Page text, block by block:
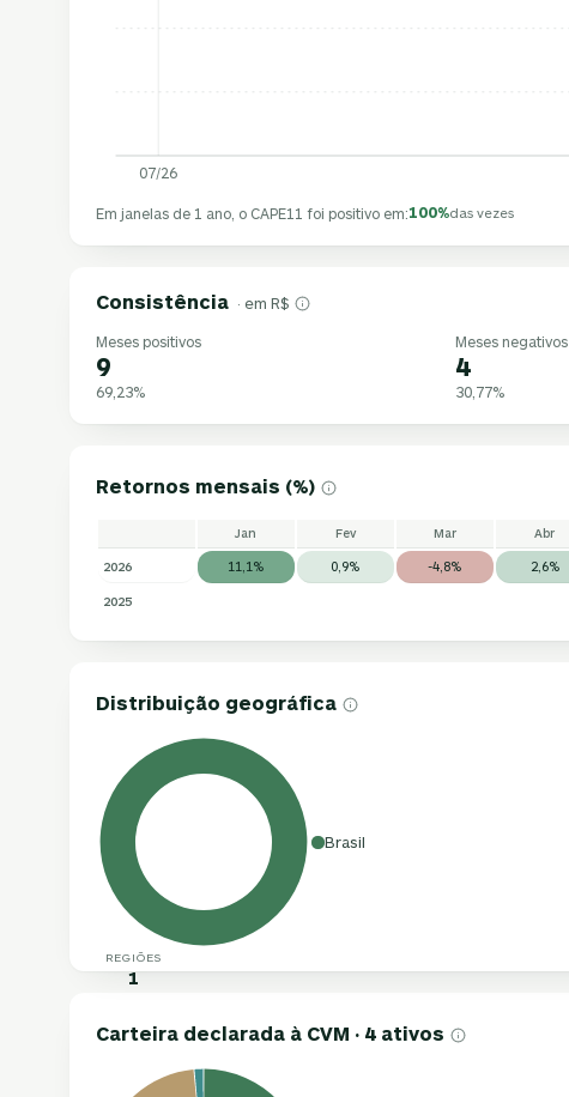
07/26
Em janelas de 1 ano, o CAPE11 foi positivo em:100%das vezes
Consistência · em R$
Meses positivos
9
69,23%
Meses negativos
4
30,77%
Retornos mensais (%)
Jan Fev Mar Abr
2026 11,1% 0,9% -4,8% 2,6%
2025
Distribuição geográfica
REGIÕES
1
Brasil
Carteira declarada à CVM · 4 ativos